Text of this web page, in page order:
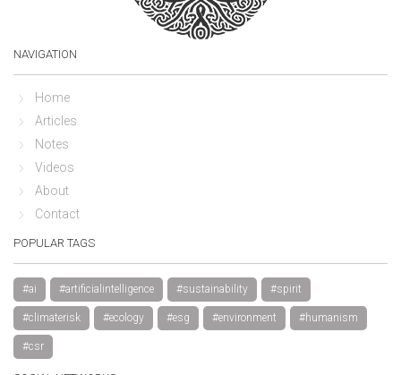
NAVIGATION
Home
Articles
Notes
Videos
About
Contact
POPULAR TAGS
#ai #artificialintelligence #sustainability #spirit
#climaterisk #ecology #esg #environment #humanism
#csr